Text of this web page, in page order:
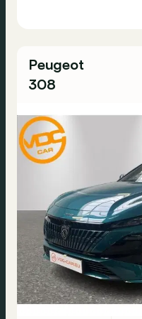
Peugeot
308